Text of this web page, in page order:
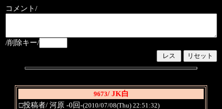
コメント/
/削除キー/
9673/ JK白
□投稿者/ 河原 -0回-(2010/07/08(Thu) 22:51:32)